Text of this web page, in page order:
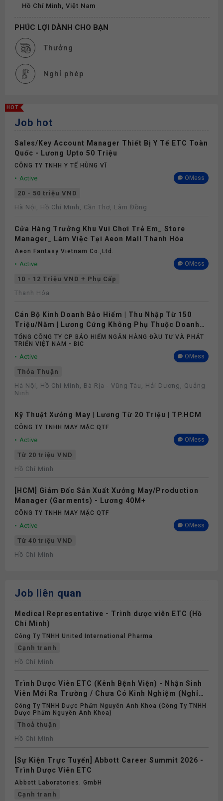
Hồ Chí Minh, Việt Nam
PHÚC LỢI DÀNH CHO BẠN
Thưởng
Nghỉ phép
HOT
Job hot
Sales/Key Account Manager Thiết Bị Y Tế ETC Toàn
Quốc - Lương Upto 50 Triệu
CÔNG TY TNHH Y TẾ HÙNG VĨ
Active OMess
20 - 50 triệu VND
Hà Nội, Hồ Chí Minh, Cần Thơ, Lâm Đồng
Cửa Hàng Trưởng Khu Vui Chơi Trẻ Em_ Store
Manager_ Làm Việc Tại Aeon Mall Thanh Hóa
Aeon Fantasy Vietnam Co.,ltd.
Active OMess
10 - 12 Triệu VND + Phụ Cấp
Thanh Hóa
Cán Bộ Kinh Doanh Bảo Hiểm | Thu Nhập Từ 150
Triệu/Năm | Lương Cứng Không Phụ Thuộc Doanh
Số
TỔNG CÔNG TY CP BẢO HIỂM NGÂN HÀNG ĐẦU TƯ VÀ PHÁT
TRIỂN VIỆT NAM - BIC
Active OMess
Thỏa Thuận
Hà Nội, Hồ Chí Minh, Bà Rịa - Vũng Tàu, Hải Dương, Quảng
Ninh
Kỹ Thuật Xưởng May | Lương Từ 20 Triệu | TP.HCM
CÔNG TY TNHH MAY MẶC QTF
Active OMess
Từ 20 triệu VND
Hồ Chí Minh
[HCM] Giám Đốc Sản Xuất Xưởng May/Production
Manager (Garments) - Lương 40M+
CÔNG TY TNHH MAY MẶC QTF
Active OMess
Từ 40 triệu VND
Hồ Chí Minh
Job liên quan
Medical Representative - Trình dược viên ETC (Hồ
Chí Minh)
Công Ty TNHH United International Pharma
Cạnh tranh
Hồ Chí Minh
Trình Dược Viên ETC (Kênh Bệnh Viện) - Nhận Sinh
Viên Mới Ra Trường / Chưa Có Kinh Nghiệm (Nghỉ
Chiều T7 & Ngày CN)
Công Ty TNHH Dược Phẩm Nguyên Anh Khoa (Công Ty TNHH
Dược Phẩm Nguyên Anh Khoa)
Thoả thuận
Hồ Chí Minh
[Sự Kiện Trực Tuyến] Abbott Career Summit 2026 -
Trình Dược Viên ETC
Abbott Laboratories. GmbH
Cạnh tranh